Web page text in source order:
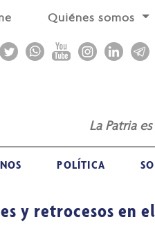
Quiénes somos
La Patria
POLÍTICA
y retrocesos